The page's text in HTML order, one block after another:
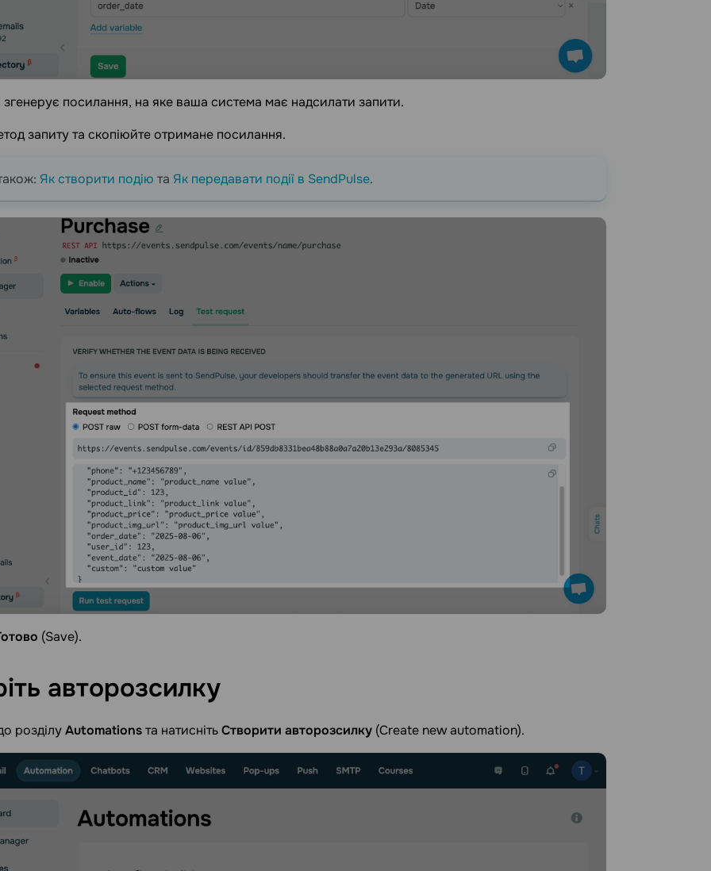
згенерує посилання, на яке ваша система має надсилати запити.
запиту та скопіюйте отримане посилання.
Як створити подію та Як передавати події в SendPulse.
(Save).
авторозсилку
розділуAutomationsта натиснітьСтворити авторозсилку (Create new automation).